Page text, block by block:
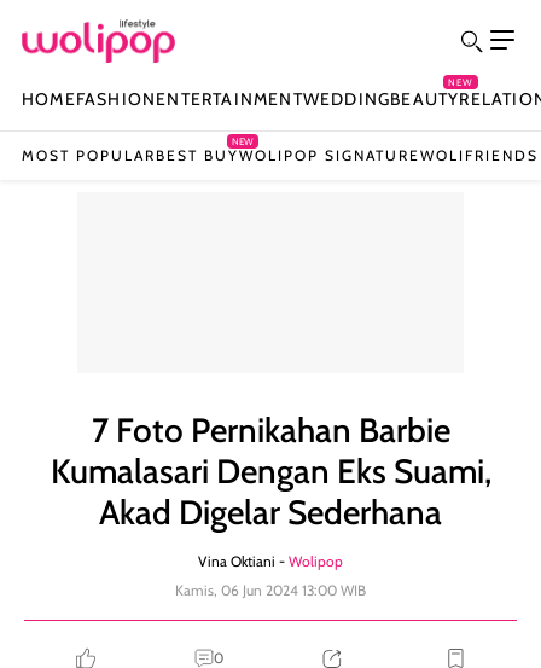
HOMEFASHIONENTERTAINMENTWEDDINGBEAUTY
NEW
MOST POPULAR BEST BUY
NEW
WOLIPOP SIGNATUREWOLIFRIENDS
7 Foto Pernikahan Barbie
Kumalasari Dengan Eks Suami,
Akad Digelar Sederhana
Vina Oktiani - Wolipop
Kamis, 06 Jun 2024 13:00 WIB
0